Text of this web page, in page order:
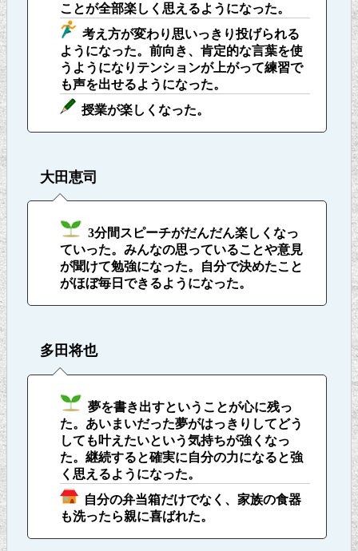
ことが全部楽しく思えるようになった。
考え方が変わり思いっきり投げられる
ようになった。前向き、肯定的な言葉を使
うようになりテンションが上がって練習で
も声を出せるようになった。
授業が楽しくなった。
大田恵司
3分間スピーチがだんだん楽しくなっ
ていった。みんなの思っていることや意見
が聞けて勉強になった。自分で決めたこと
がほぼ毎日できるようになった。
多田将也
夢を書き出すということが心に残っ
た。あいまいだった夢がはっきりしてどう
しても叶えたいという気持ちが強くなっ
た。継続すると確実に自分の力になると強
く思えるようになった。
自分の弁当箱だけでなく、家族の食器
も洗ったら親に喜ばれた。